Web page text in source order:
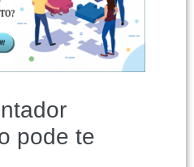
pode te